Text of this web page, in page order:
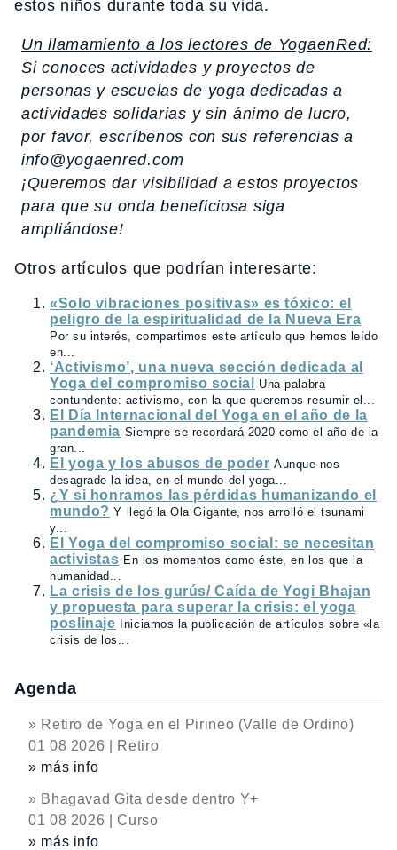
estos niños durante toda su vida.
Un llamamiento a los lectores de YogaenRed:
Si conoces actividades y proyectos de
personas y escuelas de yoga dedicadas a
actividades solidarias y sin ánimo de lucro,
por favor, escríbenos con sus referencias a
info@yogaenred.com
¡Queremos dar visibilidad a estos proyectos
para que su onda beneficiosa siga
ampliándose!
Otros artículos que podrían interesarte:
«Solo vibraciones positivas» es tóxico: el
peligro de la espiritualidad de la Nueva Era
Por su interés, compartimos este artículo que hemos leído
en...
‘Activismo’, una nueva sección dedicada al
Yoga del compromiso social
Una palabra
contundente: activismo, con la que queremos resumir el...
El Día Internacional del Yoga en el año de la
pandemia Siempre se recordará 2020 como el año de la
gran...
El yoga y los abusos de poder Aunque nos
desagrade la idea, en el mundo del yoga...
¿Y si honramos las pérdidas humanizando el
mundo? Y llegó la Ola Gigante, nos arrolló el tsunami
y...
El Yoga del compromiso social: se necesitan
activistas En los momentos como éste, en los que la
humanidad...
La crisis de los gurús/ Caída de Yogi Bhajan
y propuesta para superar la crisis: el yoga
poslinaje
Iniciamos la publicación de artículos sobre «la
crisis de los...
Agenda
» Retiro de Yoga en el Pirineo (Valle de Ordino)
01 08 2026 | Retiro
» más info
» Bhagavad Gita desde dentro Y+
01 08 2026 | Curso
» más info